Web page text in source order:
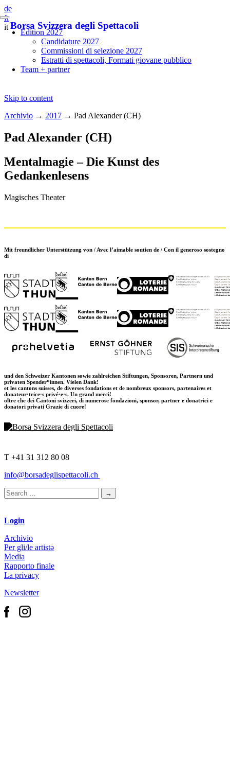
de
fr
it Borsa Svizzera degli Spettacoli
Skip to content
Edition 2027
Candidature 2027
Commissioni di selezione 2027
Estratti di spettacoli, Formati giovane pubblico
Team + partner
Archivio → 2017 → Pad Alexander (CH)
Pad Alexander (CH)
Mentalmagie – Die Kunst des
Gedankenlesens
Magisches Theater
Mit freundlicher Unterstützung von / Avec l’aimable soutien de / Con il generoso sostegno
di
und den Schweizer Kantonen sowie zahlreichen Stiftungen, Sponsoren, Partnern und
privaten Spender*innen. Vielen Dank!
et les cantons suisses, de diverses fondations et de nombreux sponsors, partenaires et
donateur·trice·s privé·e·s. Un grand merci!
oltre che dei Cantoni svizzeri, di numerose fondazioni, sponsor, partner e donatrici e
donatori privati Grazie di cuore!
T +41 31 312 80 08
info@borsadeglispettacoli.ch
Login
Archivio
Per gli/le artistə
Media
Rapporto finale
La privacy
Newsletter